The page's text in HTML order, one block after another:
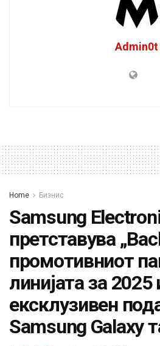
Admin0t
Home Бизнис
Samsung
претставува
промотивниот
линијата за 2025
ексклузивен
Samsung Galaxy